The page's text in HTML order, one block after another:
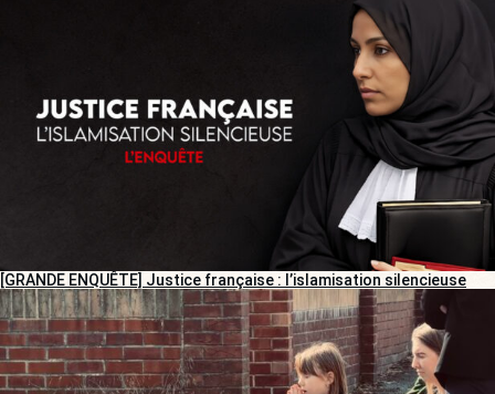
[GRANDE ENQUÊTE] Justice française : l’islamisation silencieuse